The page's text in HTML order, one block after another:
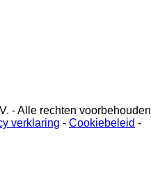
- Alle rechten voorbehouden
verklaring - Cookiebeleid -